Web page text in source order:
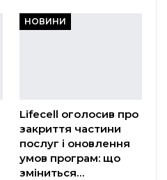
НОВИНИ
Lifecell оголосив про
закриття частини
послуг і оновлення
умов програм: що
зміниться…